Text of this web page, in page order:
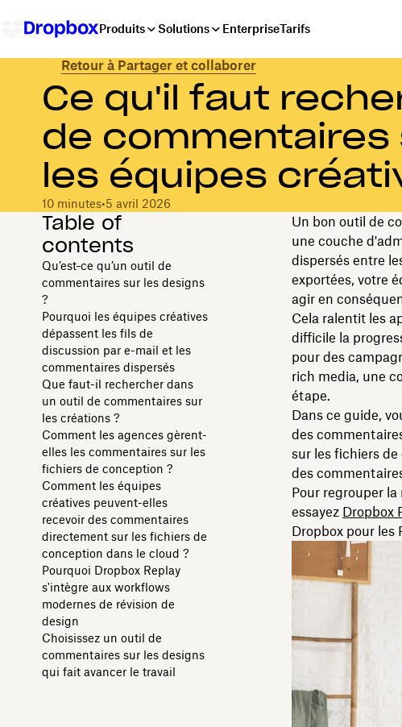
Produits Solutions EnterpriseTarifs
Retour à Partager et collaborer
Ce qu'il faut
de commentaires
les équipes
10 minutes•5 avril 2026
Table of
contents
Qu’est‑ce qu’un outil de
commentaires sur les designs
?
Pourquoi les équipes créatives
dépassent les fils de
discussion par e-mail et les
commentaires dispersés
Que faut-il rechercher dans
un outil de commentaires sur
les créations ?
Comment les agences gèrent-
elles les commentaires sur les
fichiers de conception ?
Comment les équipes
créatives peuvent-elles
recevoir des commentaires
directement sur les fichiers de
conception dans le cloud ?
Pourquoi Dropbox Replay
s'intègre aux workflows
modernes de révision de
design
Choisissez un outil de
commentaires sur les designs
qui fait avancer le travail
Un bon outil de
une couche
dispersés entre
exportées, votre
agir en
Cela ralentit les
difficile la
pour des
rich media, une
étape.
Dans ce guide,
des
sur les fichiers
des
Pour regrouper
essayez Dropbox
Dropbox pour les